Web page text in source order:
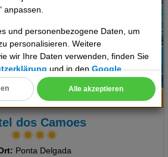
anpassen.
und personenbezogene Daten, um
personalisieren. Weitere
wir Ihre Daten verwenden, finden Sie
und in denGoogle
Alle akzeptieren
Empfehlung
Bilder
dos Camoes
Ponta Delgada